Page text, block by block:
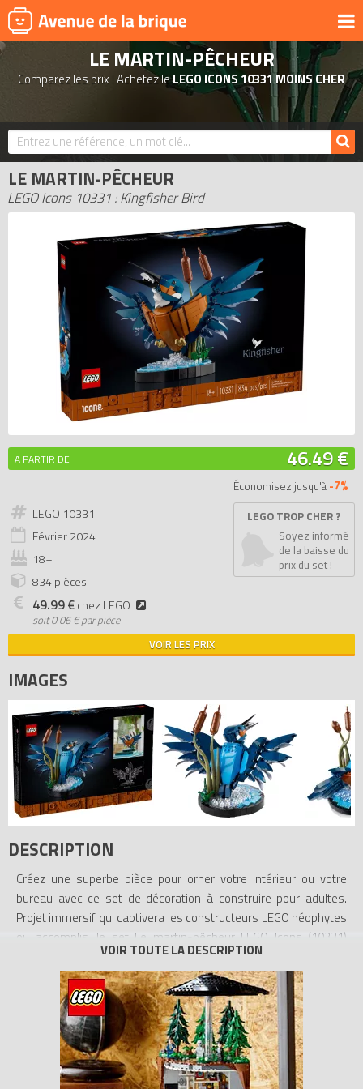
UNIVERS
PRODUITS DÉRIVÉS
LEGO 2026
BONS PLANS
ACTUALITÉS
ASSOCIATIONS DE FANS
EXPOSITIONS LEGO
LEGO LES PLUS CHERS
DERNIERS LEGO AJOUTÉS
LE MARTIN-PÊCHEUR
Comparez les prix ! Achetez leLEGO ICONS 10331 MOINS CHER
LE MARTIN-PÊCHEUR
LEGO Icons 10331 : Kingfisher Bird
A PARTIR DE 46.49 €
Économisez jusqu'à -7% !
LEGO 10331
Février2024
18+
834 pièces
49.99 €chez LEGO
soit0.06 € par pièce
LEGO TROP CHER ?
Soyez informé
de la baisse du
prix du set !
VOIR LES PRIX
IMAGES
DESCRIPTION
Créez une superbe pièce pour orner votre intérieur ou votre
bureau avec ce set de décoration à construire pour adultes.
Projet immersif qui captivera les constructeurs LEGO néophytes
ou accomplis, le set Le martin-pêcheur LEGO Icons (10331)
constitue un fabuleux cadeau pour les passionnés d’oiseaux.
Ce modèle de martin-pêcheur représente l’oiseau, connu pour
son plumage éclatant et ses incroyables aptitudes pour la
chasse, sortant de l’eau avec le poisson qu’il vient de pêcher. Le
décor aquatique inclut des roseaux à construire et sert
également de présentoir. Positionnez la tête et les serres de
l’oiseau selon la posture de votre choix, puis exposez-le pour